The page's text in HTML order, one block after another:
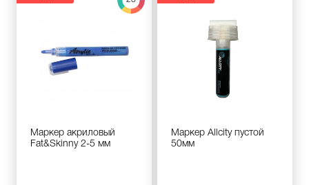
Маркер акриловый
Fat&Skinny 2-5 мм
Маркер Allcity пустой
50мм